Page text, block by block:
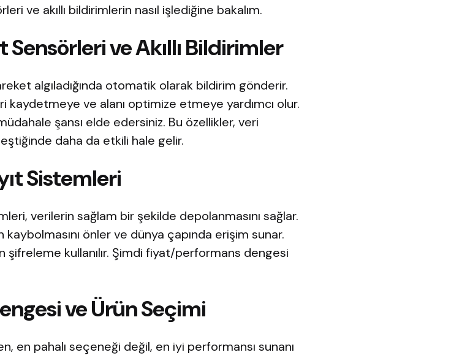
ve akıllı bildirimlerin nasıl işlediğine bakalım.
Sensörleri ve Akıllı Bildirimler
algıladığında otomatik olarak bildirim gönderir.
kaydetmeye ve alanı optimize etmeye yardımcı olur.
şansı elde edersiniz. Bu özellikler, veri
daha da etkili hale gelir.
Sistemleri
verilerin sağlam bir şekilde depolanmasını sağlar.
önler ve dünya çapında erişim sunar.
şifreleme kullanılır. Şimdi fiyat/performans dengesi
ve Ürün Seçimi
en pahalı seçeneği değil, en iyi performansı sunanı